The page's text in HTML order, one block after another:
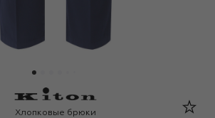
Kiton
Хлопковые брюки